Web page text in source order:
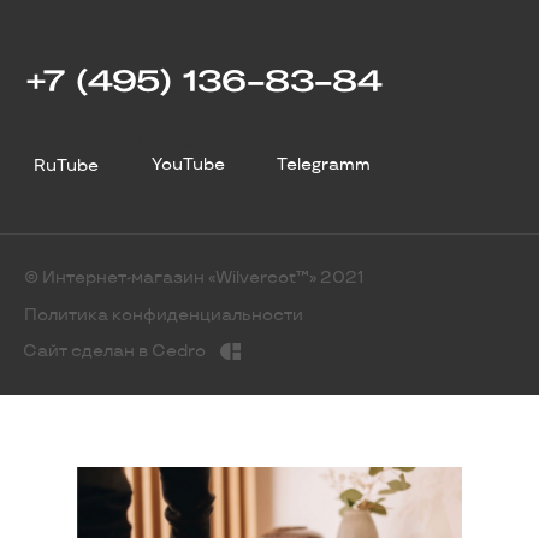
+7 (495) 136-83-84
© Интернет-магазин «Wilvercot™» 2021
Политика конфиденциальности
YouTube
RuTube Telegramm
Сайт сделан в Cedro